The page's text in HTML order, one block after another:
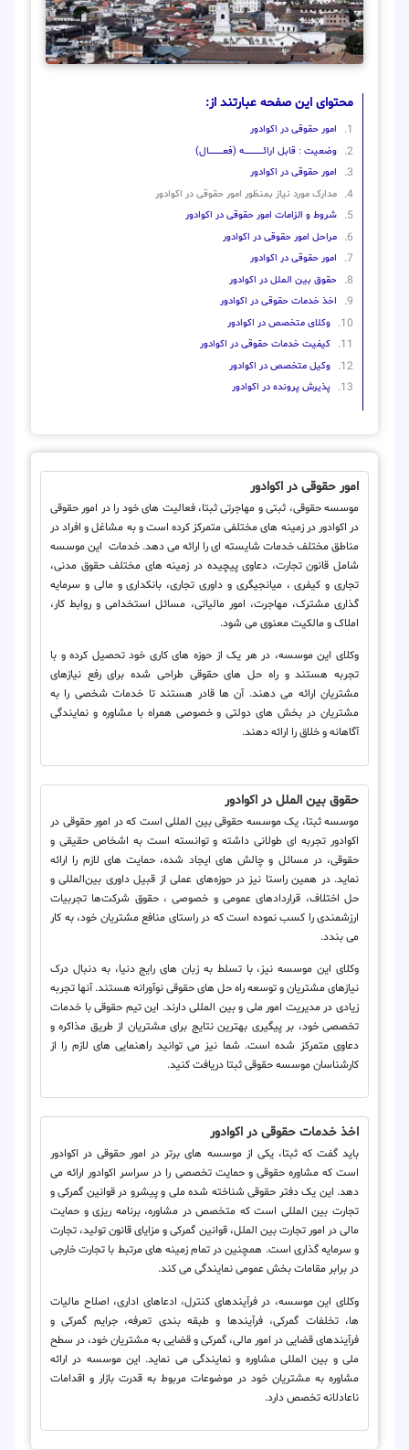
محتوای این صفحه عبارتند از:
امور حقوقی در اکوادور
وضعیت : قابل ارائــــــــــــــــــــه (فعـــــــــــــــال)
امور حقوقی در اکوادور
مدارک مورد نیاز بمنظور امور حقوقی در اکوادور
شروط و الزامات امور حقوقی در اکوادور
مراحل امور حقوقی در اکوادور
امور حقوقی در اکوادور
حقوق بین الملل در اکوادور
اخذ خدمات حقوقی در اکوادور
وکلای متخصص در اکوادور
کیفیت خدمات حقوقی در اکوادور
وکیل متخصص در اکوادور
پذیرش پرونده در اکوادور
امور حقوقی در اکوادور
موسسه حقوقی، ثبتی و مهاجرتی ثبتا، فعالیت های خود را در امور حقوقی
در اکوادور در زمینه های مختلفی متمرکز کرده است و به مشاغل و افراد در
مناطق مختلف خدمات شایسته ای را ارائه می دهد. خدمات این موسسه
شامل قانون تجارت، دعاوی پیچیده در زمینه های مختلف حقوق مدنی،
تجاری و کیفری ، میانجیگری و داوری تجاری، بانکداری و مالی و سرمایه
گذاری مشترک، مهاجرت، امور مالیاتی، مسائل استخدامی و روابط کار،
املاک و مالکیت معنوی می شود.
وکلای این موسسه، در هر یک از حوزه های کاری خود تحصیل کرده و با
تجربه هستند و راه حل های حقوقی طراحی شده برای رفع نیازهای
مشتریان ارائه می دهند. آن ها قادر هستند تا خدمات شخصی را به
مشتریان در بخش های دولتی و خصوصی همراه با مشاوره و نمایندگی
آگاهانه و خلاق را ارائه دهند.
حقوق بین الملل در اکوادور
موسسه ثبتا، یک موسسه حقوقی بین المللی است که در امور حقوقی در
اکوادور تجربه ای طولانی داشته و توانسته است به اشخاص حقیقی و
حقوقی، در مسائل و چالش های ایجاد شده، حمایت های لازم را ارائه
نماید. در همین راستا نیز در حوزه‌های عملی از قبیل داوری بین‌المللی و
حل اختلاف، قراردادهای عمومی و خصوصی ، حقوق شرکت‌ها تجربیات
ارزشمندی را کسب نموده است که در راستای منافع مشتریان خود، به کار
می بندد.
وکلای این موسسه نیز، با تسلط به زبان های رایج دنیا، به دنبال درک
نیازهای مشتریان و توسعه راه حل های حقوقی نوآورانه هستند. آنها تجربه
زیادی در مدیریت امور ملی و بین المللی دارند. این تیم حقوقی با خدمات
تخصصی خود، بر پیگیری بهترین نتایج برای مشتریان از طریق مذاکره و
دعاوی متمرکز شده است. شما نیز می توانید راهنمایی های لازم را از
کارشناسان موسسه حقوقی ثبتا دریافت کنید.
اخذ خدمات حقوقی در اکوادور
باید گفت که ثبتا، یکی از موسسه های برتر در امور حقوقی در اکوادور
است که مشاوره حقوقی و حمایت تخصصی را در سراسر اکوادور ارائه می
دهد. این یک دفتر حقوقی شناخته شده ملی و پیشرو در قوانین گمرکی و
تجارت بین المللی است که متخصص در مشاوره، برنامه ریزی و حمایت
مالی در امور تجارت بین الملل، قوانین گمرکی و مزایای قانون تولید، تجارت
و سرمایه گذاری است. همچنین در تمام زمینه های مرتبط با تجارت خارجی
در برابر مقامات بخش عمومی نمایندگی می کند.
وکلای این موسسه، در فرآیندهای کنترل، ادعاهای اداری، اصلاح مالیات
ها، تخلفات گمرکی، فرآیندها و طبقه بندی تعرفه، جرایم گمرکی و
فرآیندهای قضایی در امور مالی، گمرکی و قضایی به مشتریان خود، در سطح
ملی و بین المللی مشاوره و نمایندگی می نماید. این موسسه در ارائه
مشاوره به مشتریان خود در موضوعات مربوط به قدرت بازار و اقدامات
ناعادلانه تخصص دارد.